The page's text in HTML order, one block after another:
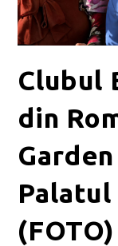
Clubul
din
Palatul
(FOTO)